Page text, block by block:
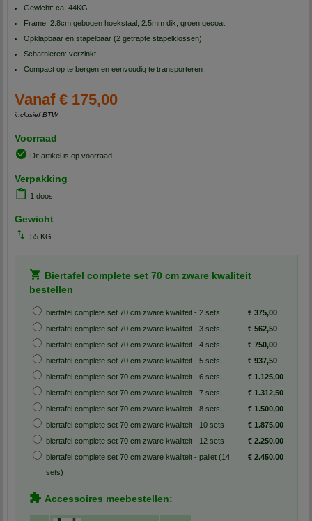
Gewicht: ca. 44KG
Frame: 2.8cm gebogen hoekstaal, 2.5mm dik, groen gecoat
Opklapbaar en stapelbaar (2 getrapte stapelklossen)
Scharnieren: verzinkt
Compact op te bergen en eenvoudig te transporteren
Vanaf € 175,00
inclusief BTW
Voorraad
Dit artikel is op voorraad.
Verpakking
1 doos
Gewicht
55 KG
Biertafel complete set 70 cm zware kwaliteit
bestellen
biertafel complete set 70 cm zware kwaliteit - 2 sets
€ 375,00
biertafel complete set 70 cm zware kwaliteit - 3 sets
€ 562,50
biertafel complete set 70 cm zware kwaliteit - 4 sets
€ 750,00
biertafel complete set 70 cm zware kwaliteit - 5 sets
€ 937,50
biertafel complete set 70 cm zware kwaliteit - 6 sets
€ 1.125,00
biertafel complete set 70 cm zware kwaliteit - 7 sets
€ 1.312,50
biertafel complete set 70 cm zware kwaliteit - 8 sets
€ 1.500,00
biertafel complete set 70 cm zware kwaliteit - 10 sets
€ 1.875,00
biertafel complete set 70 cm zware kwaliteit - 12 sets
€ 2.250,00
biertafel complete set 70 cm zware kwaliteit - pallet (14
sets)
€ 2.450,00
Accessoires meebestellen: